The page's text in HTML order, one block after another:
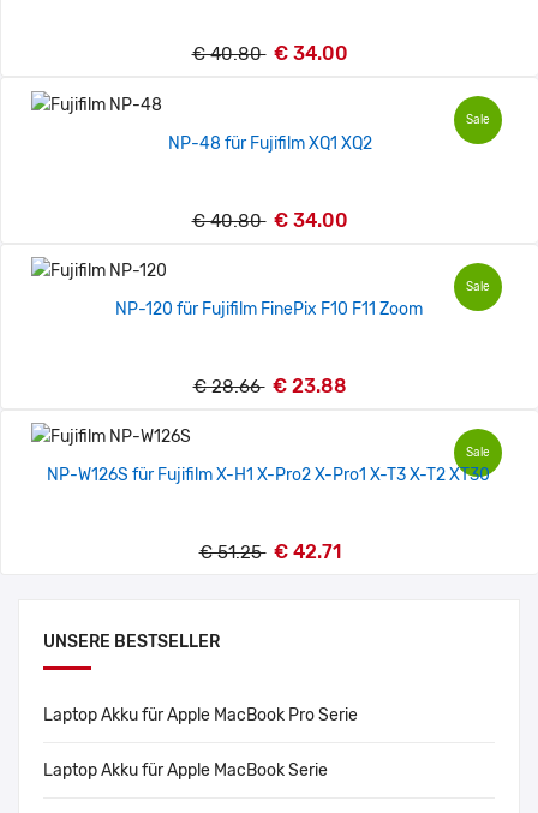
UNSERE BESTSELLER
Laptop Akku für Apple MacBook Pro Serie
Laptop Akku für Apple MacBook Serie
€ 40.80 € 34.00
Sale
NP-48 für Fujifilm XQ1 XQ2
€ 40.80 € 34.00
Sale
NP-120 für Fujifilm FinePix F10 F11 Zoom
€ 28.66 € 23.88
Sale
NP-W126S für Fujifilm X-H1 X-Pro2 X-Pro1 X-T3 X-T2 XT30
€ 51.25 € 42.71